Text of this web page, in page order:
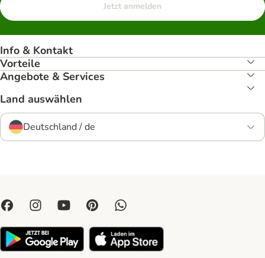
Jetzt anmelden
Info & Kontakt
Vorteile
Angebote & Services
Land auswählen
Deutschland / de